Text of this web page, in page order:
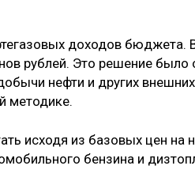
доходов бюджета.
рублей. Это решение было
нефти и других
методике.
исходя из базовых цен на
бензина и